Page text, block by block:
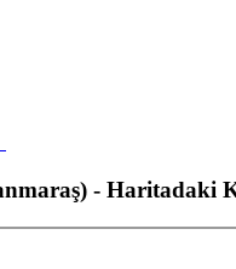
- Haritadaki